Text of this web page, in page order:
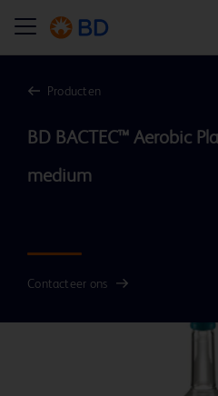
Producten
BD BACTEC™ Aerobic
medium
Contacteer ons